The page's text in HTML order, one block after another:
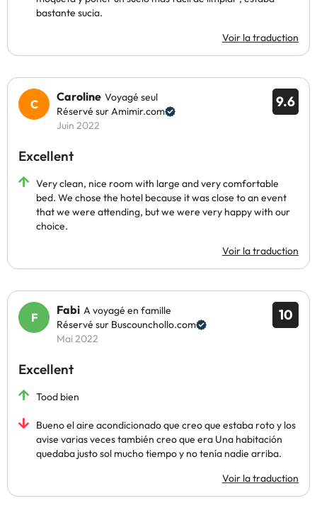
bastante sucia.
Voir la traduction
9.6
Caroline Voyagé seul
Réservé sur Amimir.com
Juin 2022
Excellent
Very clean, nice room with large and very comfortable
bed. We chose the hotel because it was close to an event
that we were attending, but we were very happy with our
choice.
Voir la traduction
10
Fabi A voyagé en famille
Réservé sur Buscounchollo.com
Mai 2022
Excellent
Tood bien
Bueno el aire acondicionado que creo que estaba roto y los
avise varias veces también creo que era Una habitación
quedaba justo sol mucho tiempo y no tenía nadie arriba.
Voir la traduction